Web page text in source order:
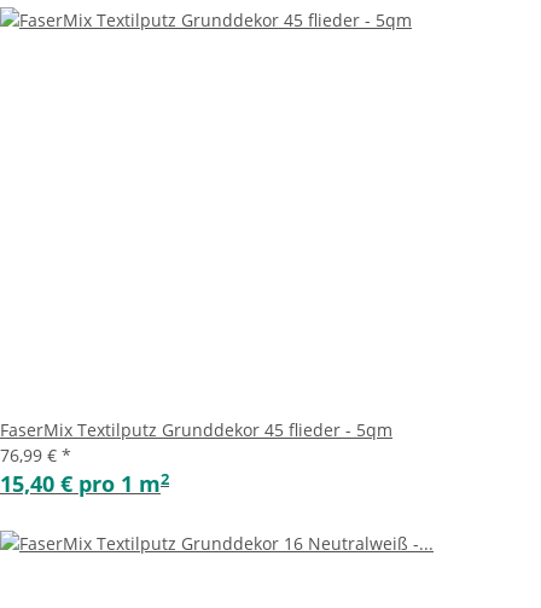
FaserMix Textilputz Grunddekor 45 flieder - 5qm
76,99 € *
15,40 € pro 1 m2